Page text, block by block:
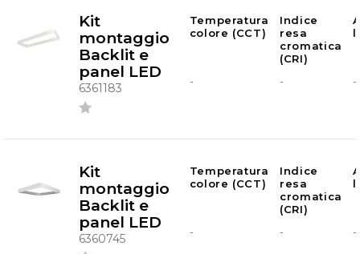
Kit
montaggio
Backlit e
panel LED
6361183
Temperatura
colore (CCT)
Indice
resa
cromatica
(CRI)
- - -
Kit
montaggio
Backlit e
panel LED
6360745
Temperatura
colore (CCT)
Indice
resa
cromatica
(CRI)
- - -